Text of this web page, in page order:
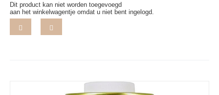
Dit product kan niet worden toegevoegd
aan het winkelwagentje omdat u niet bent ingelogd.